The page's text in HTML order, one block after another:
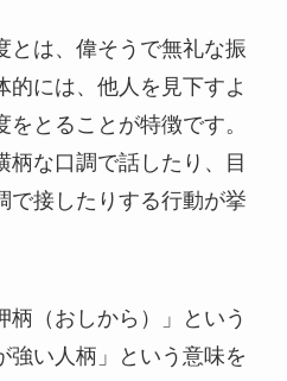
とは、偉そうで無礼な振
的には、他人を見下すよ
とることが特徴です。
柄な口調で話したり、目
で接したりする行動が挙
柄（おしから）」という
強い人柄」という意味を